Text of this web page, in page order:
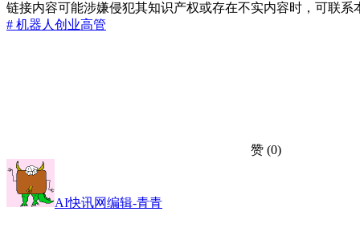
链接内容可能涉嫌侵犯其知识产权或存在不实内容时，可联系
# 机器人 创业高管
赞 (0)
AI快讯网编辑-青青